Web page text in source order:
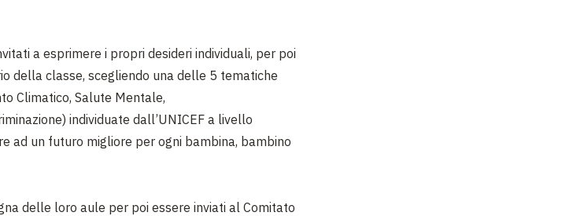
a esprimere i propri desideri individuali, per poi
della classe, scegliendo una delle 5 tematiche
Climatico, Salute Mentale,
individuate dall’UNICEF a livello
ad un futuro migliore per ogni bambina, bambino
delle loro aule per poi essere inviati al Comitato